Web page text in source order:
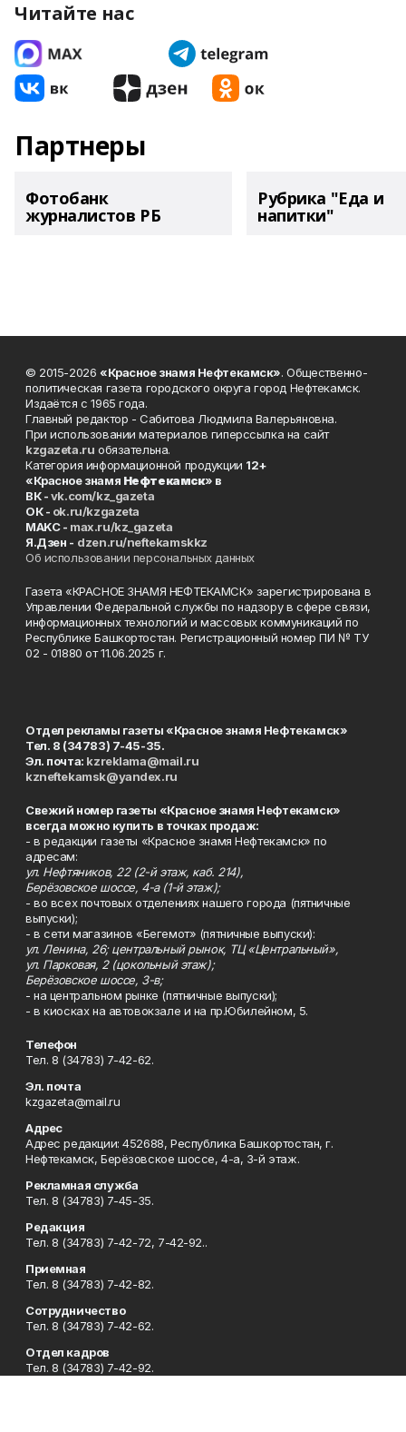
Читайте нас
Партнеры
Фотобанк
журналистов РБ
Рубрика "Еда и
напитки"
© 2015-2026 «Красное знамя Нефтекамск». Общественно-
политическая газета городского округа город Нефтекамск.
Издаётся с 1965 года.
Главный редактор - Сабитова Людмила Валерьяновна.
При использовании материалов гиперссылка на сайт
kzgazeta.ru обязательна.
Категория информационной продукции 12+
«Красное знамя Нефтекамск» в
ВК -vk.com/kz_gazeta
ОК - ok.ru/kzgazeta
MAKC - max.ru/kz_gazeta
Я.Дзен - dzen.ru/neftekamskkz
Об использовании персональных данных
Газета «КРАСНОЕ ЗНАМЯ НЕФТЕКАМСК» зарегистрирована в
Управлении Федеральной службы по надзору в сфере связи,
информационных технологий и массовых коммуникаций по
Республике Башкортостан. Регистрационный номер ПИ № ТУ
02 - 01880 от 11.06.2025 г.
Отдел рекламы газеты «Красное знамя Нефтекамск»
Тел. 8 (34783) 7-45-35.
Эл. почта: kzreklama@mail.ru
kzneftekamsk@yandex.ru
Свежий номер газеты «Красное знамя Нефтекамск»
всегда можно купить в точках продаж:
- в редакции газеты «Красное знамя Нефтекамск» по
адресам:
ул. Нефтяников, 22 (2-й этаж, каб. 214),
Берёзовское шоссе, 4-а (1-й этаж);
- во всех почтовых отделениях нашего города (пятничные
выпуски);
- в сети магазинов «Бегемот» (пятничные выпуски):
ул. Ленина, 26; центральный рынок, ТЦ «Центральный»,
ул. Парковая, 2 (цокольный этаж);
Берёзовское шоссе, 3-в;
- на центральном рынке (пятничные выпуски);
- в киосках на автовокзале и на пр.Юбилейном, 5.
Телефон
Тел. 8 (34783) 7-42-62.
Эл. почта
kzgazeta@mail.ru
Адрес
Адрес редакции: 452688, Республика Башкортостан, г.
Нефтекамск, Берёзовское шоссе, 4-а, 3-й этаж.
Рекламная служба
Тел. 8 (34783) 7-45-35.
Редакция
Тел. 8 (34783) 7-42-72, 7-42-92..
Приемная
Тел. 8 (34783) 7-42-82.
Сотрудничество
Тел. 8 (34783) 7-42-62.
Отдел кадров
Тел. 8 (34783) 7-42-92.